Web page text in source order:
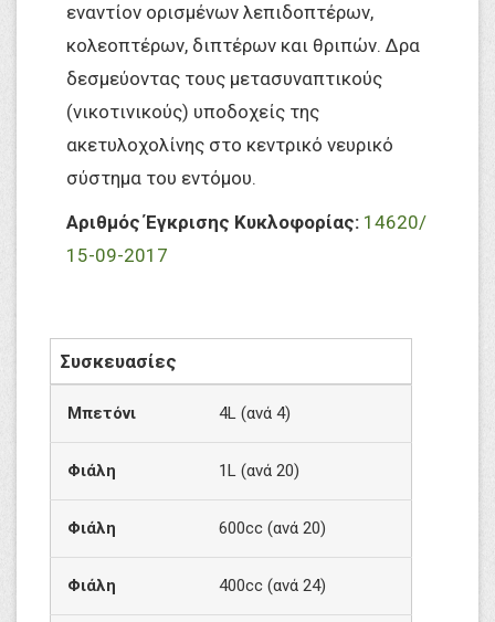
εναντίον ορισμένων λεπιδοπτέρων,
κολεοπτέρων, διπτέρων και θριπών. Δρα
δεσμεύοντας τους μετασυναπτικούς
(νικοτινικούς) υποδοχείς της
ακετυλοχολίνης στο κεντρικό νευρικό
σύστημα του εντόμου.
Αριθμός Έγκρισης Κυκλοφορίας: 14620/
15-09-2017
Συσκευασίες
Μπετόνι 4L (ανά 4)
Φιάλη 1L (ανά 20)
Φιάλη 600cc (ανά 20)
Φιάλη 400cc (ανά 24)